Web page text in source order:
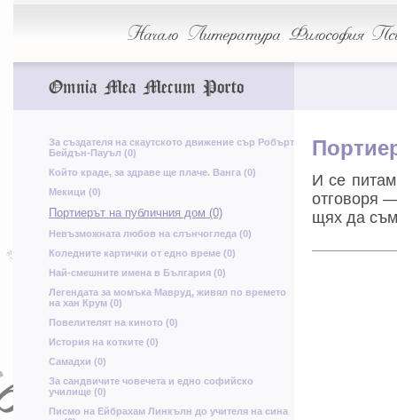
р
н
й
п
З
ф
М
Ч
Е
у
о
н
Ю
И
п
Я
щ
Начало Литература Философия
Omnia Mea Mecum Porto
За създателя на скаутското движение сър Робърт
Бейдън-Пауъл (0)
Който краде, за здраве ще плаче. Ванга (0)
Мекици (0)
Портиерът на публичния дом (0)
Невъзможната любов на слънчогледа (0)
Коледните картички от едно време (0)
Най-смешните имена в България (0)
Легендата за момъка Мавруд, живял по времето
на хан Крум (0)
Повелителят на киното (0)
История на котките (0)
Самадхи (0)
За сандвичите човечета и едно софийско
училище (0)
Писмо на Ейбрахам Линкълн до учителя на сина
И се
отговоря
щях да